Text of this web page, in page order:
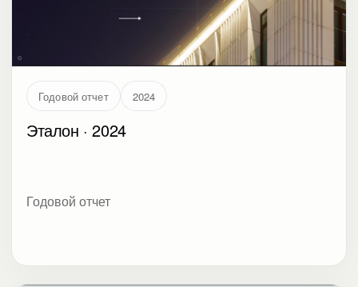
Годовой отчет 2024
Эталон · 2024
Годовой отчет